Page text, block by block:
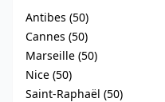
Antibes (50)
Cannes (50)
Marseille (50)
Nice (50)
Saint-Raphaël (50)